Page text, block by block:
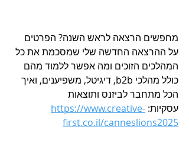
מחפשים הרצאה לראש השנה? הפרטים
על ההרצאה החדשה שלי שמסכמת את כל
המהלכים הזוכים ומה אפשר ללמוד מהם
כולל מהלכי b2b, דיגיטל, משפיענים, ואיך
הכל מתחבר לביזנס ותוצאות
עסקיות: https://www.creative-
first.co.il/canneslions2025